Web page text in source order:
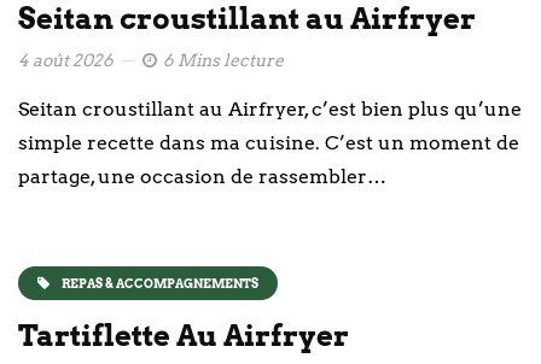
Seitan croustillant au Airfryer
4 août 2026 6 Mins lecture
Seitan croustillant au Airfryer, c’est bien plus qu’une
simple recette dans ma cuisine. C’est un moment de
partage, une occasion de rassembler…
REPAS & ACCOMPAGNEMENTS
Tartiflette Au Airfryer